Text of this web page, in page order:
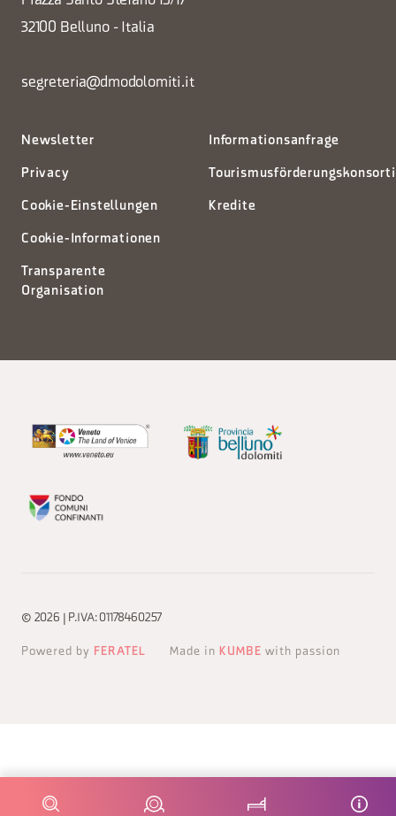
32100 Belluno - Italia
segreteria@dmodolomiti.it
Newsletter
Privacy
Cookie-Einstellungen
Cookie-Informationen
Transparente
Organisation
Informationsanfrage
Kredite
© 2026 | P.IVA: 01178460257
Powered by FERATEL Made in KUMBE with passion